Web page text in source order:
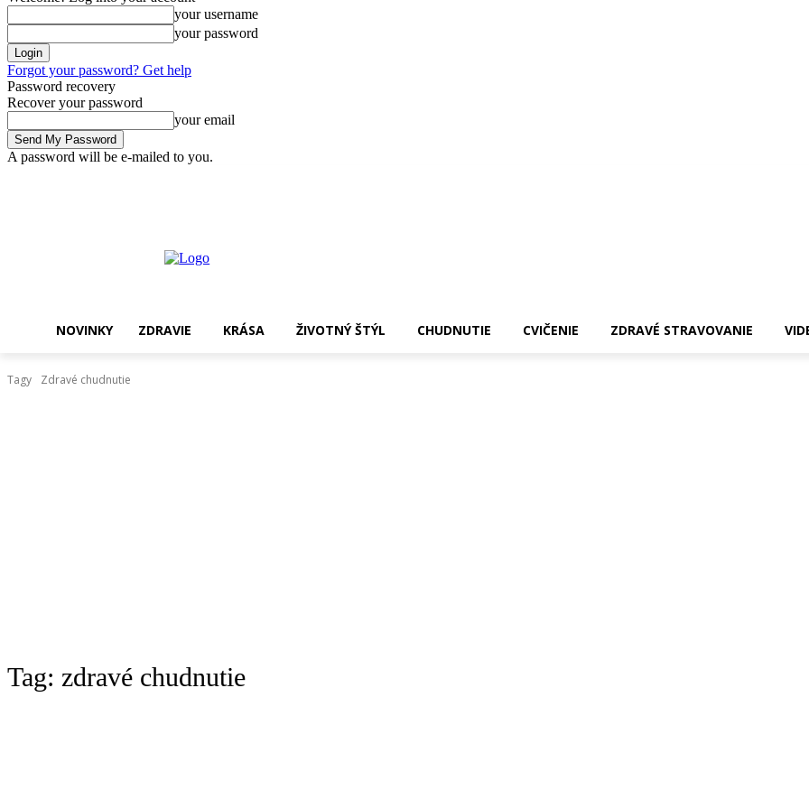
your username
your password
Forgot your password? Get help
Password recovery
Recover your password
your email
A password will be e-mailed to you.
NOVINKY ZDRAVIE KRÁSA ŽIVOTNÝ ŠTÝL CHUDNUTIE CVIČENIE ZDRAVÉ STRAVOVANIE
Tagy Zdravé chudnutie
Tag: zdravé chudnutie